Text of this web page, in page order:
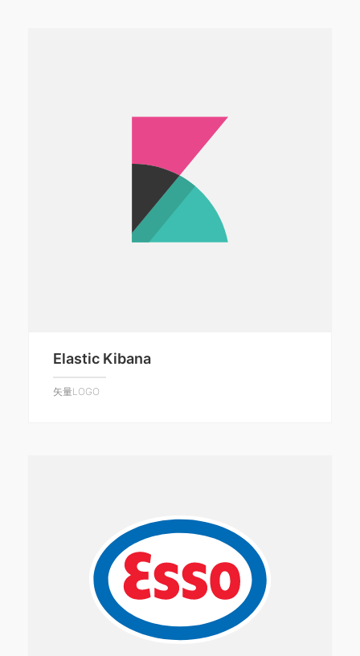
Elastic Kibana
矢量LOGO